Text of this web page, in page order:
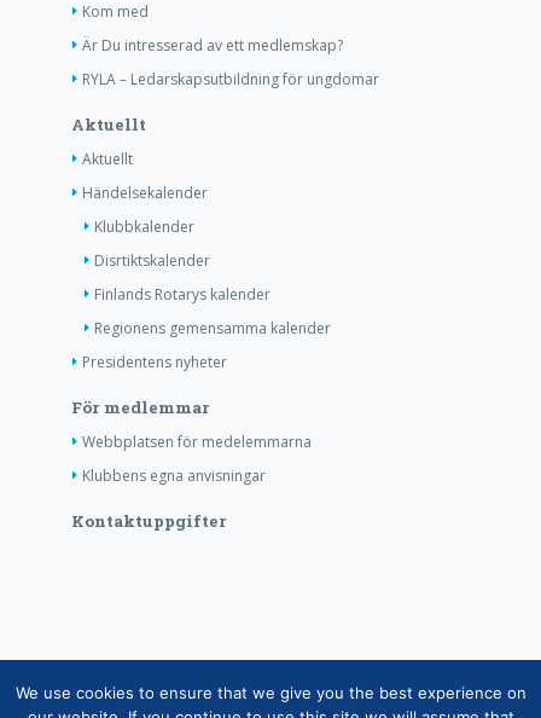
Kom med
Är Du intresserad av ett medlemskap?
RYLA – Ledarskapsutbildning för ungdomar
Aktuellt
Aktuellt
Händelsekalender
Klubbkalender
Disrtiktskalender
Finlands Rotarys kalender
Regionens gemensamma kalender
Presidentens nyheter
För medlemmar
Webbplatsen för medelemmarna
Klubbens egna anvisningar
Kontaktuppgifter
Copyright © Finlands Rotaryservice rf 2026 |
We use cookies to ensure that we give you the best experience on